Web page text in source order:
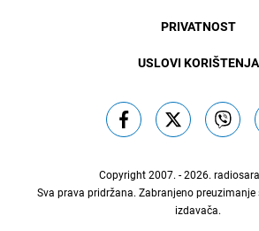
PRIVATNOST
USLOVI KORIŠTENJA
Copyright 2007. - 2026.
Sva prava pridržana. Zabranjeno
izdavača.